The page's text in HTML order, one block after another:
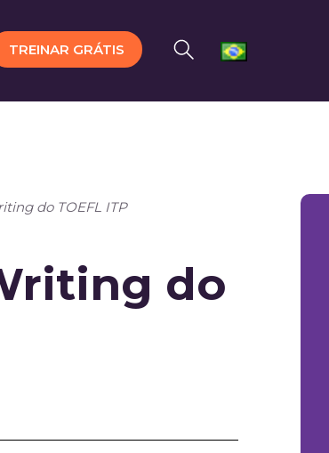
TREINAR GRÁTIS
do TOEFL ITP
do